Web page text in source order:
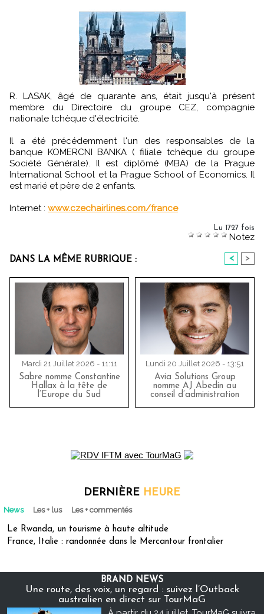
R. LASAK, âgé de quarante ans, était jusqu'à présent
membre du Directoire du groupe CEZ, compagnie
nationale tchèque d'électricité.
Il a été précédemment l'un des responsables de la
banque KOMERCNI BANKA ( filiale tchèque du groupe
Société Générale). Il est diplômé (MBA) de la Prague
International School et la Prague School of Economics. Il
est marié et père de 2 enfants.
Internet : www.czechairlines.com/france
Lu 1727 fois
Notez
DANS LA MÊME RUBRIQUE : < >
Mardi 21 Juillet 2026 - 11:11
Sabre nomme Constantine
Hallax à la tête de
l’Europe du Sud
Lundi 20 Juillet 2026 - 13:51
Avia Solutions Group
nomme AJ Abedin au
conseil d’administration
DERNIÈRE HEURE
News Les + lus Les + commentés
Le Rwanda, un tourisme à haute altitude
France, Italie : randonnée dans le Mercantour frontalier
BRAND NEWS
Une route, des voix, un regard : suivez l’Outback
australien en direct sur TourMaG